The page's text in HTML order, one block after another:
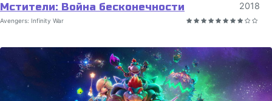
Мстители: Война бесконечности 2018
Avengers: Infinity War